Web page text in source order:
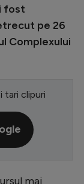
fost
pe 26
Complexului
tari clipuri
mai